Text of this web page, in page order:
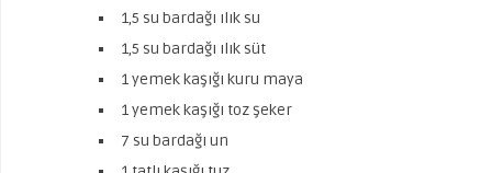
1,5 su bardağı ılık su
1,5 su bardağı ılık süt
1 yemek kaşığı kuru maya
1 yemek kaşığı toz şeker
7 su bardağı un